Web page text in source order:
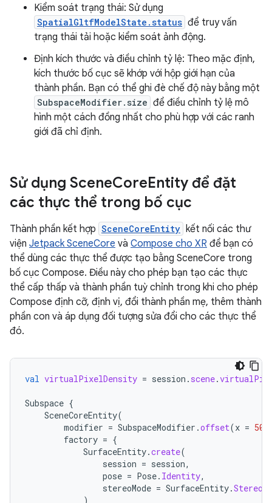
Kiểm soát trạng thái: Sử dụng
SpatialGltfModelState.status để truy vấn
trạng thái tải hoặc kiểm soát ảnh động.
Định kích thước và điều chỉnh tỷ lệ: Theo mặc định,
kích thước bố cục sẽ khớp với hộp giới hạn của
thành phần. Bạn có thể ghi đè chế độ này bằng một
SubspaceModifier.size để điều chỉnh tỷ lệ mô
hình một cách đồng nhất cho phù hợp với các ranh
giới đã chỉ định.
Sử dụng SceneCoreEntity để đặt
các thực thể trong bố cục
Thành phần kết hợp SceneCoreEntity kết nối các thư
viện Jetpack SceneCore và Compose cho XR để bạn có
thể dùng các thực thể được tạo bằng SceneCore trong
bố cục Compose. Điều này cho phép bạn tạo các thực
thể cấp thấp và thành phần tuỳ chỉnh trong khi cho phép
Compose định cỡ, định vị, đổi thành phần mẹ, thêm thành
phần con và áp dụng đối tượng sửa đổi cho các thực thể
đó.
val virtualPixelDensity = session . scene.
Subspace {
SceneCoreEntity(
modifier = SubspaceModifier .offset(x = 50.
factory = {
SurfaceEntity.create(
session = session,
pose = Pose. Identity,
stereoMode = SurfaceEntity.
)